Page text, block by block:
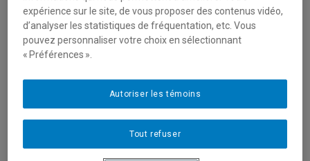
Dans le cadre de la série Midfield, Philippe-Aubert
Gauthier fera une performance improvisée et bruitiste en
solo le 25 juillet à 20h
Où? 170 jean-talon ouest local #204, Rocket
Info >>>10$ comptant seulement only no byob
expérience sur le site, de vous proposer des contenus vidéo,
d’analyser les statistiques de fréquentation, etc. Vous
pouvez personnaliser votre choix en sélectionnant
« Préférences ».
Tout refuser
Autoriser les témoins